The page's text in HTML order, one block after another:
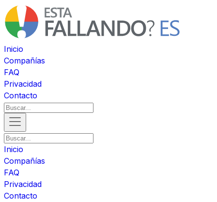
Inicio
Compañías
FAQ
Privacidad
Contacto
Inicio
Compañías
FAQ
Privacidad
Contacto